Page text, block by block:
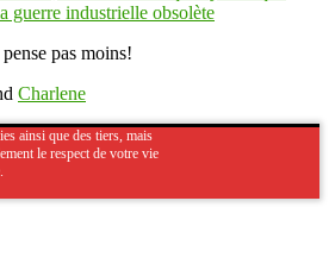
guerre industrielle obsolète
pas moins!
Charlene
ainsi que des tiers, mais
le respect de votre vie